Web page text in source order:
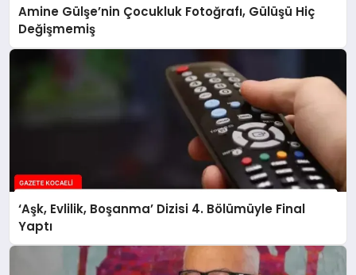
Amine Gülşe’nin Çocukluk Fotoğrafı, Gülüşü Hiç
Değişmemiş
‘Aşk, Evlilik, Boşanma’ Dizisi 4. Bölümüyle Final
Yaptı